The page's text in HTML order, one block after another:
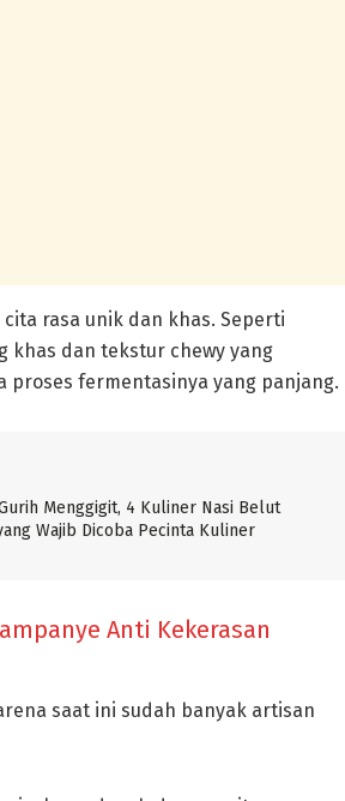
rasa unik dan khas. Seperti
khas dan tekstur chewy yang
proses fermentasinya yang panjang.
Menggigit, 4 Kuliner Nasi Belut
Wajib Dicoba Pecinta Kuliner
Anti Kekerasan
saat ini sudah banyak artisan